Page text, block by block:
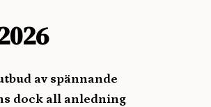
av spännande
dock all anledning